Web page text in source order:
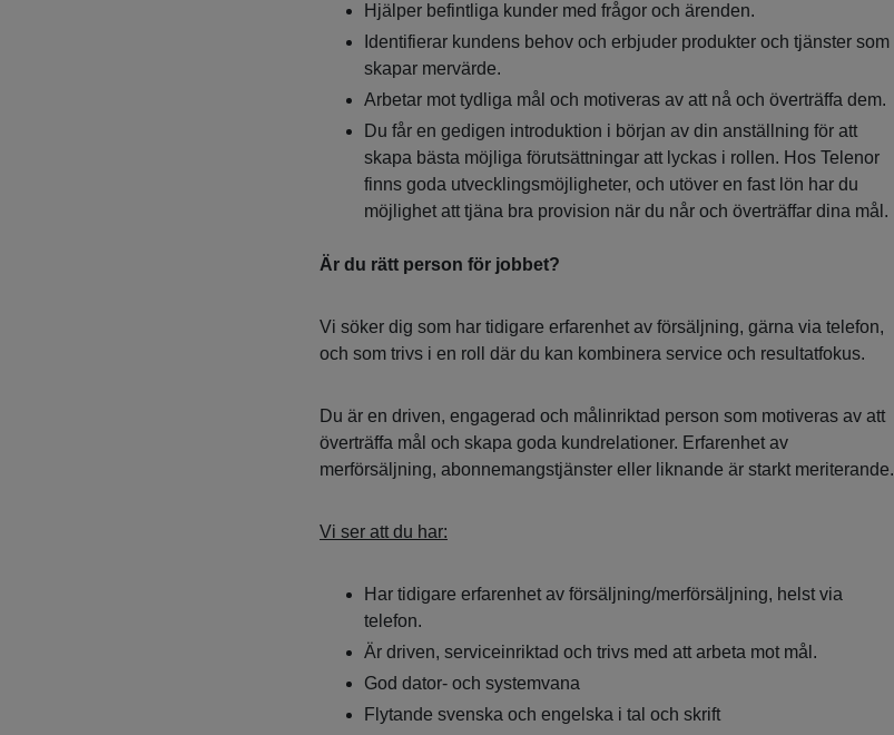
Hjälper befintliga kunder med frågor och ärenden.
Identifierar kundens behov och erbjuder produkter och tjänster som
skapar mervärde.
Arbetar mot tydliga mål och motiveras av att nå och överträffa dem.
Du får en gedigen introduktion i början av din anställning för att
skapa bästa möjliga förutsättningar att lyckas i rollen. Hos Telenor
finns goda utvecklingsmöjligheter, och utöver en fast lön har du
möjlighet att tjäna bra provision när du når och överträffar dina mål.
Är du rätt person för jobbet?
Vi söker dig som har tidigare erfarenhet av försäljning, gärna via telefon,
och som trivs i en roll där du kan kombinera service och resultatfokus.
Du är en driven, engagerad och målinriktad person som motiveras av att
överträffa mål och skapa goda kundrelationer. Erfarenhet av
merförsäljning, abonnemangstjänster eller liknande är starkt meriterande.
Vi ser att du har:
Har tidigare erfarenhet av försäljning/merförsäljning, helst via
telefon.
Är driven, serviceinriktad och trivs med att arbeta mot mål.
God dator- och systemvana
Flytande svenska och engelska i tal och skrift